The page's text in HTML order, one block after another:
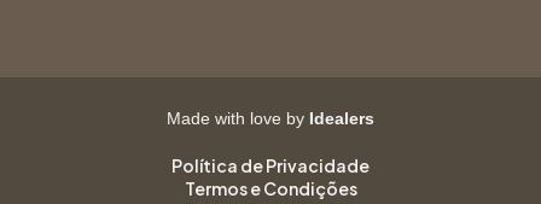
Made with love by Idealers
Política de Privacidade
Termos e Condições